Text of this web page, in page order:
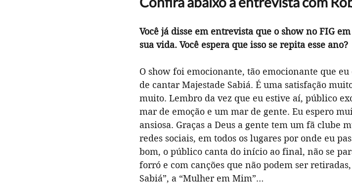
Você já disse em entrevista que o show no FIG
sua vida. Você espera que isso se repita esse ano?
O show foi emocionante, tão emocionante que eu
de cantar Majestade Sabiá. É uma satisfação
muito. Lembro da vez que eu estive aí, público
mar de emoção e um mar de gente. Eu espero
ansiosa. Graças a Deus a gente tem um fã clube
redes sociais, em todos os lugares por onde eu
bom, o público canta do início ao final, não se
forró e com canções que não podem ser retiradas,
Sabiá”, a “Mulher em Mim”…